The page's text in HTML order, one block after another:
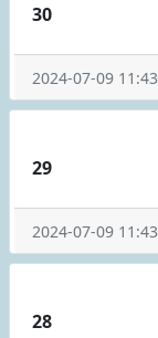
30
2024-07-09 11:43
29
2024-07-09 11:43
28